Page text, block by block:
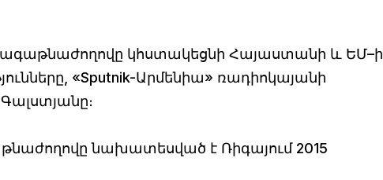
կհստակեցնի Հայաստանի և ԵՄ–ի
«Sputnik-Արմենիա» ռադիոկայանի
նախատեսված է Ռիգայում 2015